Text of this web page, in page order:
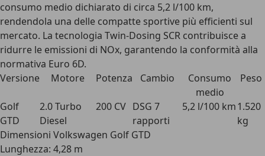
consumo medio dichiarato di circa 5,2 l/100 km,
rendendola una delle compatte sportive più efficienti sul
mercato. La tecnologia Twin-Dosing SCR contribuisce a
ridurre le emissioni di NOx, garantendo la conformità alla
normativa Euro 6D.
Versione
Motore Potenza Cambio
Consumo
medio
Peso
Golf
GTD
2.0 Turbo
Diesel
200 CV DSG 7
rapporti
5,2 l/100 km1.520
kg
Dimensioni Volkswagen Golf GTD
Lunghezza: 4,28 m